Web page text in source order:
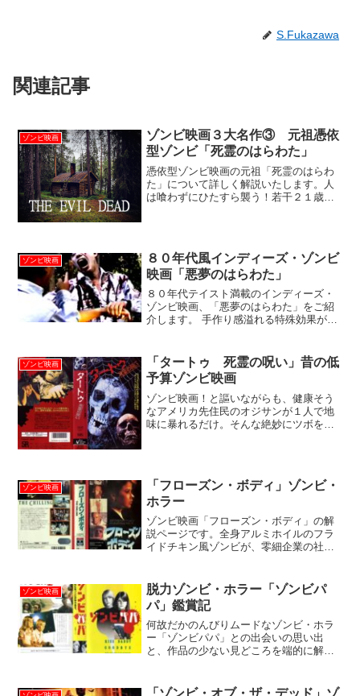
S.Fukazawa
関連記事
ゾンビ映画
ゾンビ映画３大名作③ 元祖憑依
型ゾンビ「死霊のはらわた」
憑依型ゾンビ映画の元祖「死霊のはらわ
た」について詳しく解説いたします。人
は喰わずにひたすら襲う！若干２１歳の
ゾンビ映画
８０年代風インディーズ・ゾンビ
映画「悪夢のはらわた」
８０年代テイスト満載のインディーズ・
ゾンビ映画、「悪夢のはらわた」をご紹
介します。 手作り感溢れる特殊効果が、
開中です。
ゾンビ映画
「タートゥ 死霊の呪い」昔の低
予算ゾンビ映画
ゾンビ映画！と謳いながらも、健康そう
なアメリカ先住民のオジサンが１人で地
味に暴れるだけ。そんな絶妙にツボを外
ゾンビ映画
「フローズン・ボディ」ゾンビ・
ホラー
ゾンビ映画「フローズン・ボディ」の解
説ページです。全身アルミホイルのフラ
イドチキン風ゾンビが、零細企業の社屋
ゾンビ映画
脱力ゾンビ・ホラー「ゾンビパ
パ」鑑賞記
何故だかのんびりムードなゾンビ・ホラ
ー「ゾンビパパ」との出会いの思い出
と、作品の少ない見どころを端的に解説